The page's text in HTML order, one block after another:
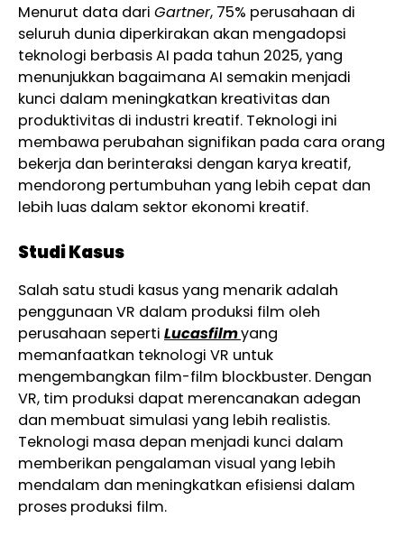
Menurut data dari Gartner, 75% perusahaan di
seluruh dunia diperkirakan akan mengadopsi
teknologi berbasis AI pada tahun 2025, yang
menunjukkan bagaimana AI semakin menjadi
kunci dalam meningkatkan kreativitas dan
produktivitas di industri kreatif. Teknologi ini
membawa perubahan signifikan pada cara orang
bekerja dan berinteraksi dengan karya kreatif,
mendorong pertumbuhan yang lebih cepat dan
lebih luas dalam sektor ekonomi kreatif.
Studi Kasus
Salah satu studi kasus yang menarik adalah
penggunaan VR dalam produksi film oleh
perusahaan seperti Lucasfilmyang
memanfaatkan teknologi VR untuk
mengembangkan film-film blockbuster. Dengan
VR, tim produksi dapat merencanakan adegan
dan membuat simulasi yang lebih realistis.
Teknologi masa depan menjadi kunci dalam
memberikan pengalaman visual yang lebih
mendalam dan meningkatkan efisiensi dalam
proses produksi film.